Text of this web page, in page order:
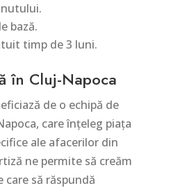
bază.
timp de 3 luni.
în Cluj-Napoca
de o echipă de
care înțeleg piața
ale afacerilor din
ne permite să creăm
să răspundă